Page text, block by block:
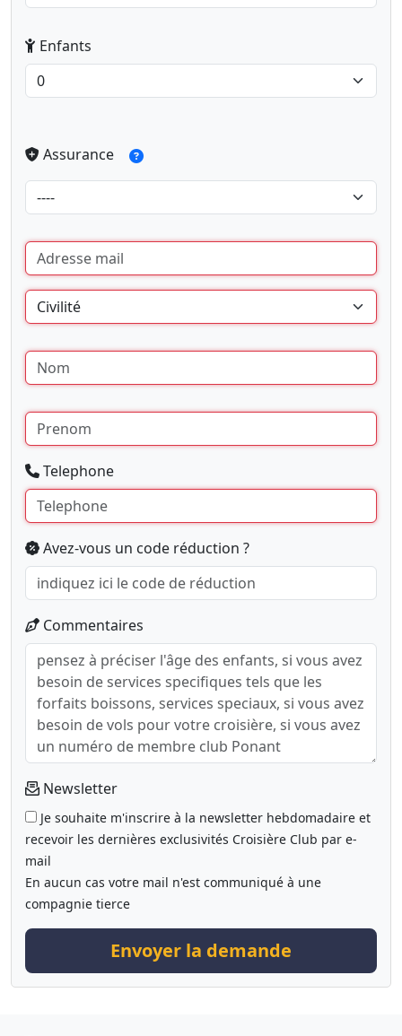
Enfants
Assurance
Telephone
Avez-vous un code réduction ?
Commentaires
Newsletter
Je souhaite m'inscrire à la newsletter hebdomadaire et
recevoir les dernières exclusivités Croisière Club par e-
mail
En aucun cas votre mail n'est communiqué à une
compagnie tierce
Envoyer la demande